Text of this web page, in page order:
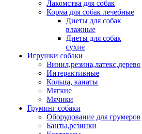
Лакомства для собак
Корма для собак лечебные
Диеты для собак
влажные
Диеты для собак
сухие
Игрушки собаки
Винил,резина,латекс,дерево
Интерактивные
Кольца, канаты
Мягкие
Мячики
Груминг собаки
Оборудование для грумеров
Банты,резинки